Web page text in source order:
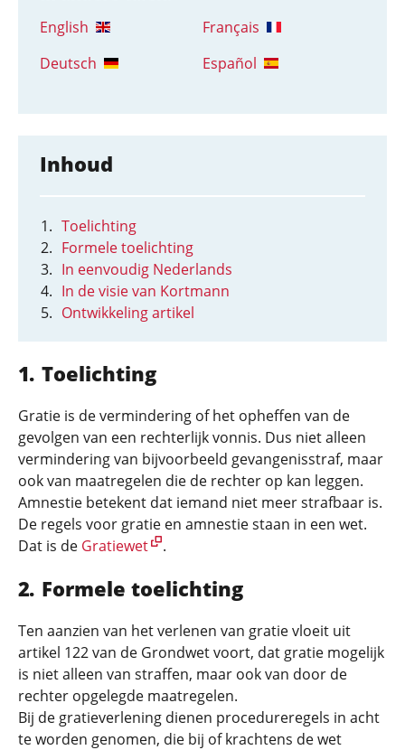
English
Français
Deutsch
Español
Inhoud
Toelichting
Formele toelichting
In eenvoudig Nederlands
In de visie van Kortmann
Ontwikkeling artikel
Toelichting
Gratie is de vermindering of het opheffen van de
gevolgen van een rechterlijk vonnis. Dus niet alleen
vermindering van bijvoorbeeld gevangenisstraf, maar
ook van maatregelen die de rechter op kan leggen.
Amnestie betekent dat iemand niet meer strafbaar is.
De regels voor gratie en amnestie staan in een wet.
Dat is de Gratiewet .
Formele toelichting
Ten aanzien van het verlenen van gratie vloeit uit
artikel 122 van de Grondwet voort, dat gratie mogelijk
is niet alleen van straffen, maar ook van door de
rechter opgelegde maatregelen.
Bij de gratieverlening dienen procedureregels in acht
te worden genomen, die bij of krachtens de wet